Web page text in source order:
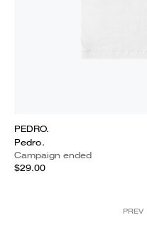
PEDRO.
Pedro.
Campaign ended
$29.00
PREV